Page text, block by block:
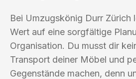
Bei Umzugskönig Durr Zürich
Wert auf eine sorgfältige
Organisation. Du musst dir
Transport deiner Möbel und
Gegenstände machen, denn